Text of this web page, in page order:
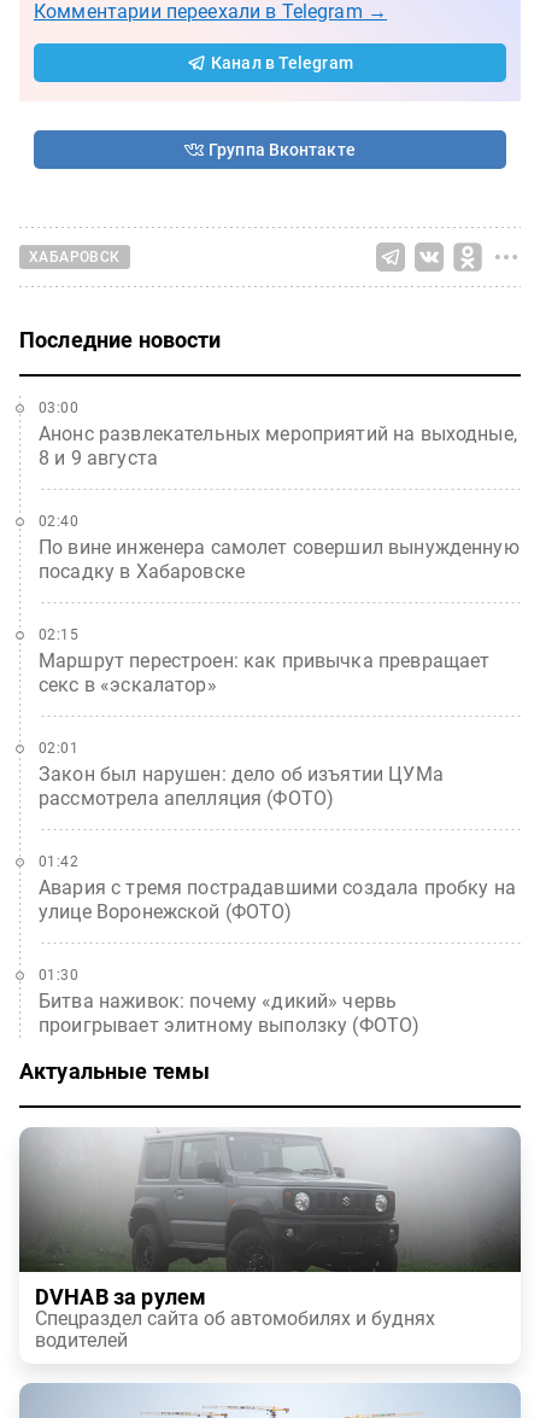
Комментарии переехали в Telegram →
Канал в Telegram
Группа Вконтакте
ХАБАРОВСК
Последние новости
Анонс развлекательных мероприятий на выходные,
8 и 9 августа
03:00
По вине инженера самолет совершил вынужденную
посадку в Хабаровске
02:40
Маршрут перестроен: как привычка превращает
секс в «эскалатор»
02:15
Закон был нарушен: дело об изъятии ЦУМа
рассмотрела апелляция (ФОТО)
02:01
Авария с тремя пострадавшими создала пробку на
улице Воронежской (ФОТО)
01:42
Битва наживок: почему «дикий» червь
проигрывает элитному выползку (ФОТО)
01:30
Актуальные темы
DVHAB за рулем
Спецраздел сайта об автомобилях и буднях
водителей